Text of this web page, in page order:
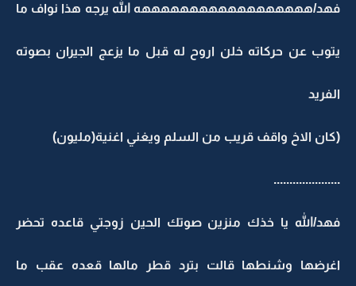
فهد/ههههههههههههههههههه الله يرجه هذا نواف ما
يتوب عن حركاته خلن اروح له قبل ما يزعج الجيران بصوته
الفريد
(كان الاخ واقف قريب من السلم ويغني اغنية(مليون)
.....................
فهد/الله يا خذك منزين صوتك الحين زوجتي قاعده تحضر
اغرضها وشنطها قالت بترد قطر مالها قعده عقب ما